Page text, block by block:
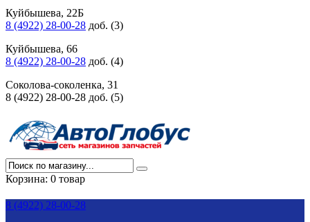
Куйбышева, 22Б
8 (4922) 28-00-28 доб. (3)
Куйбышева, 66
8 (4922) 28-00-28 доб. (4)
Соколова-соколенка, 31
8 (4922) 28-00-28 доб. (5)
Корзина: 0 товар
8 (4922) 28-00-28